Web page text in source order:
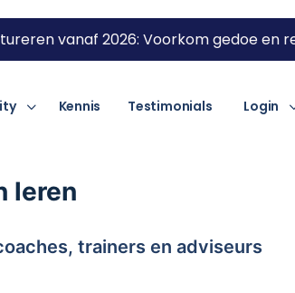
vanaf 2026: Voorkom gedoe en
Kennis Testimonials Login
leren
trainers en adviseurs